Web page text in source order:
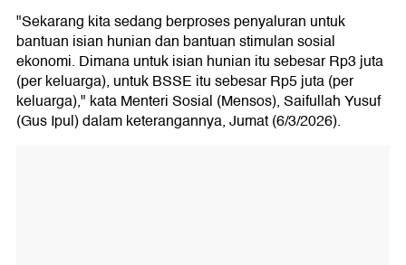
"Sekarang kita sedang berproses penyaluran untuk
bantuan isian hunian dan bantuan stimulan sosial
ekonomi. Dimana untuk isian hunian itu sebesar Rp3 juta
(per keluarga), untuk BSSE itu sebesar Rp5 juta (per
keluarga)," kata Menteri Sosial (Mensos), Saifullah Yusuf
(Gus Ipul) dalam keterangannya, Jumat (6/3/2026).